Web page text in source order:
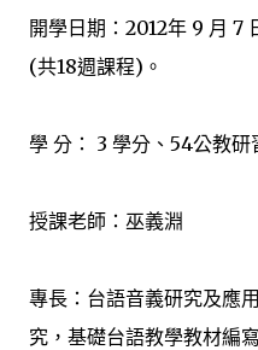
開學日期：2012年 9 月 7
(共18週課程)。
學 分： 3 學分、54公教研
授課老師：巫義淵
專長：台語音義研究及應
究，基礎台語教學教材編